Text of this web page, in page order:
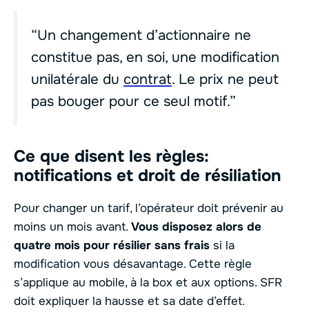
“Un changement d’actionnaire ne
constitue pas, en soi, une modification
unilatérale du contrat. Le prix ne peut
pas bouger pour ce seul motif.”
Ce que disent les règles:
notifications et droit de résiliation
Pour changer un tarif, l’opérateur doit prévenir au
moins un mois avant. Vous disposez alors de
quatre mois pour résilier sans frais si la
modification vous désavantage. Cette règle
s’applique au mobile, à la box et aux options. SFR
doit expliquer la hausse et sa date d’effet.